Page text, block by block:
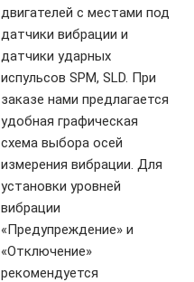
двигателей с местами под
датчики вибрации и
датчики ударных
испульсов SPM, SLD. При
заказе нами предлагается
удобная графическая
схема выбора осей
измерения вибрации. Для
установки уровней
вибрации
«Предупреждение» и
«Отключение»
рекомендуется